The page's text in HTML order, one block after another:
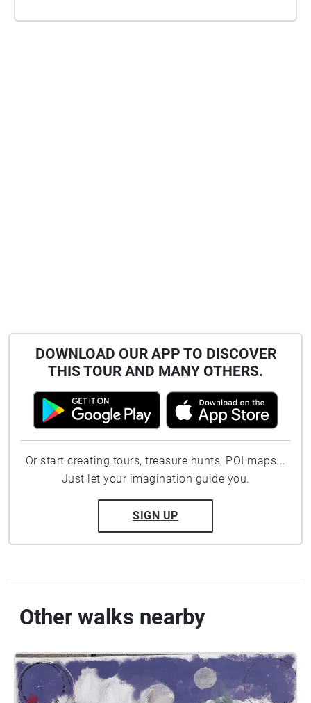
DOWNLOAD OUR APP TO DISCOVER
THIS TOUR AND MANY OTHERS.
Or start creating tours, treasure hunts, POI maps...
Just let your imagination guide you.
SIGN UP
Other walks nearby